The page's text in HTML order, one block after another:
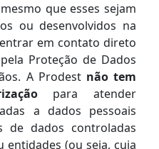
que esses sejam
ou desenvolvidos na
em contato direto
Proteção de Dados
A Prodest não tem
para atender
a dados pessoais
de dados controladas
(ou seja, cuja